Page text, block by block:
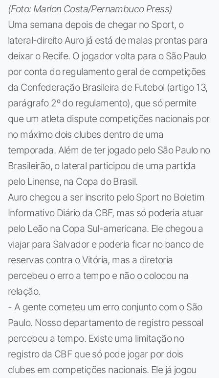
(Foto: Marlon Costa/Pernambuco Press)
Uma semana depois de chegar no Sport, o
lateral-direito Auro já está de malas prontas para
deixar o Recife. O jogador volta para o São Paulo
por conta do regulamento geral de competições
da Confederação Brasileira de Futebol (artigo 13,
parágrafo 2º do regulamento), que só permite
que um atleta dispute competições nacionais por
no máximo dois clubes dentro de uma
temporada. Além de ter jogado pelo São Paulo no
Brasileirão, o lateral participou de uma partida
pelo Linense, na Copa do Brasil.
Auro chegou a ser inscrito pelo Sport no Boletim
Informativo Diário da CBF, mas só poderia atuar
pelo Leão na Copa Sul-americana. Ele chegou a
viajar para Salvador e poderia ficar no banco de
reservas contra o Vitória, mas a diretoria
percebeu o erro a tempo e não o colocou na
relação.
- A gente cometeu um erro conjunto com o São
Paulo. Nosso departamento de registro pessoal
percebeu a tempo. Existe uma limitação no
registro da CBF que só pode jogar por dois
clubes em competições nacionais. Ele já jogou